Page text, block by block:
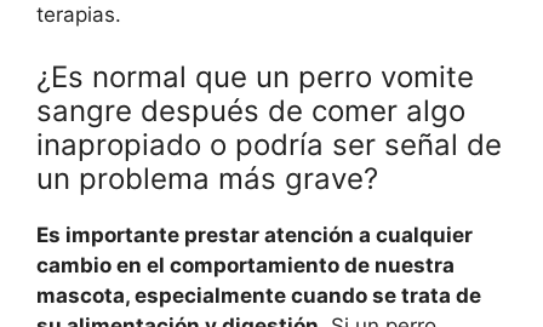
terapias.
¿Es normal que un perro vomite
sangre después de comer algo
inapropiado o podría ser señal de
un problema más grave?
Es importante prestar atención a cualquier
cambio en el comportamiento de nuestra
mascota, especialmente cuando se trata de